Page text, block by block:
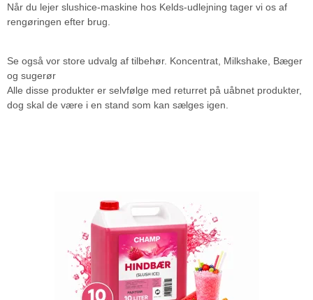
Når du lejer slushice-maskine hos Kelds-udlejning tager vi os af
rengøringen efter brug.
Se også vor store udvalg af tilbehør. Koncentrat, Milkshake, Bæger
og sugerør
Alle disse produkter er selvfølge med returret på uåbnet produkter,
dog skal de være i en stand som kan sælges igen.